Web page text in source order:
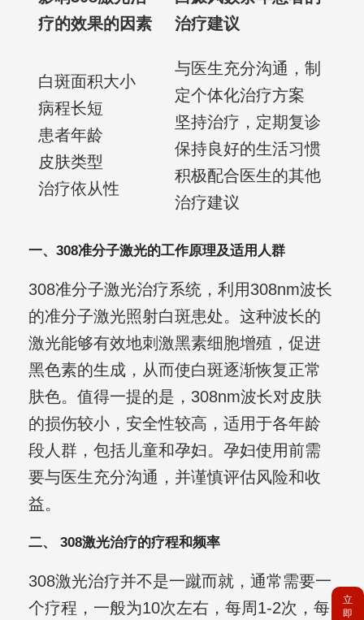
疗的效果的因素
治疗建议
白斑面积大小
病程长短
患者年龄
皮肤类型
治疗依从性
与医生充分沟通，制
定个体化治疗方案
坚持治疗，定期复诊
保持良好的生活习惯
积极配合医生的其他
治疗建议
一、308准分子激光的工作原理及适用人群
308准分子激光治疗系统，利用308nm波长
的准分子激光照射白斑患处。这种波长的
激光能够有效地刺激黑素细胞增殖，促进
黑色素的生成，从而使白斑逐渐恢复正常
肤色。值得一提的是，308nm波长对皮肤
的损伤较小，安全性较高，适用于各年龄
段人群，包括儿童和孕妇。孕妇使用前需
要与医生充分沟通，并谨慎评估风险和收
益。
二、 308激光治疗的疗程和频率
308激光治疗并不是一蹴而就，通常需要一
个疗程，一般为10次左右，每周1-2次，每
立
即